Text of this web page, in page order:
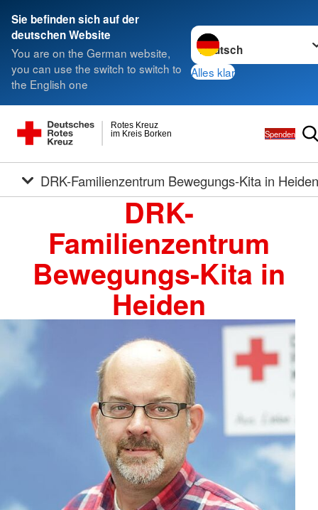
Sie befinden sich auf der
deutschen Website
You are on the German website,
you can use the switch to switch to
the English one
Sprache wechseln zu
Alles klar
im Kreis Borken
Rotes Kreuz
Spenden
DRK-Familienzentrum Bewegungs-Kita in
DRK-
Familienzentrum
Bewegungs-Kita in
Heiden